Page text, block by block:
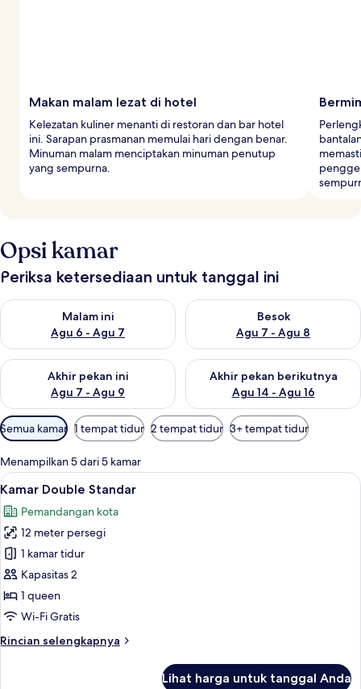
Makan malam lezat di hotel
Kelezatan kuliner menanti di restoran dan bar hotel
ini. Sarapan prasmanan memulai hari dengan benar.
Minuman malam menciptakan minuman penutup
yang sempurna.
Opsi kamar
Periksa ketersediaan untuk tanggal ini
Malam ini
Agu 6 - Agu 7
Periksa ketersediaan untuk malam ini Agu 6 - Agu 7
Besok
Agu 7 - Agu 8
Periksa ketersediaan untuk
Akhir pekan ini
Agu 7 - Agu 9
Periksa ketersediaan untuk akhir pekan ini Agu 7 - Agu 9
Akhir pekan berikutnya
Agu 14 - Agu 16
Periksa ketersediaan untuk
Filter
tersedia
untuk
kamar
Semua kamar 1 tempat tidur 2 tempat tidur 3+ tempat tidur
Menampilkan 5 dari 5 kamar
Lihat
semua
foto
untuk
Kamar
Double
Standar
Kamar Double Standar | Seprai
8
Kamar Double Standar
Pemandangan kota
12 meter persegi
1 kamar tidur
Kapasitas 2
1 queen
Wi-Fi Gratis
Rincian selengkapnya
Rincian
Lihat harga untuk tanggal Anda